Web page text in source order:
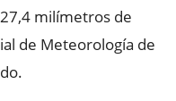
milímetros de
de Meteorología de